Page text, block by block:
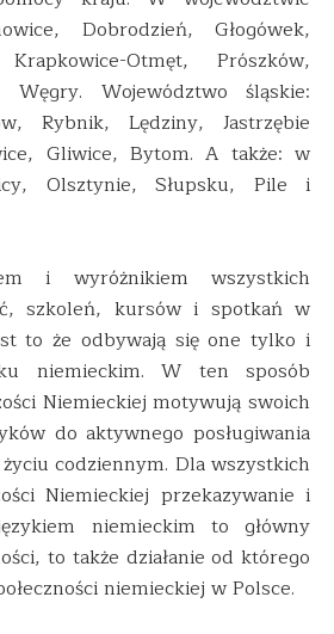
Dobrodzień, Głogówek,
Krapkowice-Otmęt, Prószków,
Węgry. Województwo śląskie:
Rybnik, Lędziny, Jastrzębie
Gliwice, Bytom. A także: w
Olsztynie, Słupsku, Pile i
i wyróżnikiem wszystkich
szkoleń, kursów i spotkań w
to że odbywają się one tylko i
niemieckim. W ten sposób
Niemieckiej motywują swoich
do aktywnego posługiwania
codziennym. Dla wszystkich
Niemieckiej przekazywanie i
niemieckim to główny
to także działanie od którego
niemieckiej w Polsce.